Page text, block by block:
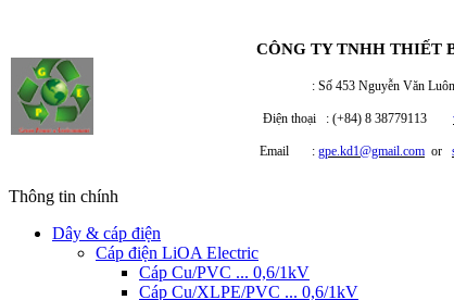
CÔNG TY TNHH THIẾT
: Số 453 Nguyễn Văn Luông,
Điện thoại : (+84) 8 38779113
Email : gpe.kd1@gmail.com or
Thông tin chính
Dây & cáp điện
Cáp điện LiOA Electric
Cáp Cu/PVC ... 0,6/1kV
Cáp Cu/XLPE/PVC ... 0,6/1kV